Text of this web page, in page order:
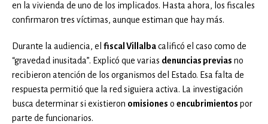
en la vivienda de uno de los implicados. Hasta ahora, los fiscales
confirmaron tres víctimas, aunque estiman que hay más.
Durante la audiencia, el fiscal Villalbacalificó el caso como de
“gravedad inusitada”. Explicó que varias denuncias previas no
recibieron atención de los organismos del Estado. Esa falta de
respuesta permitió que la red siguiera activa. La investigación
busca determinar si existieron omisiones o encubrimientos por
parte de funcionarios.